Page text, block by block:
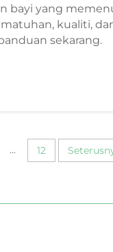
bayi yang
kualiti,
sekarang.
... 12